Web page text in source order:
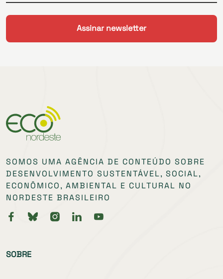
SOMOS UMA AGÊNCIA DE CONTEÚDO SOBRE
DESENVOLVIMENTO SUSTENTÁVEL, SOCIAL,
ECONÔMICO, AMBIENTAL E CULTURAL NO
NORDESTE BRASILEIRO
SOBRE